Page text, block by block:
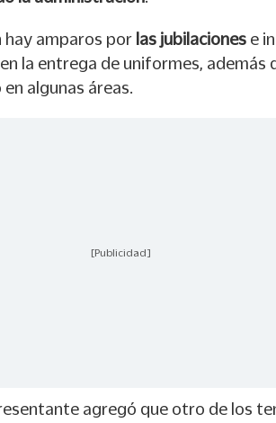
hay amparos por las jubilaciones e
la entrega de uniformes, además
algunas áreas.
[Publicidad]
agregó que otro de los